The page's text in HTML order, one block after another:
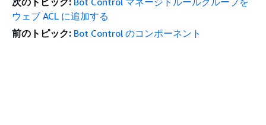
ウェブ ACL に追加する
前のトピック: Bot Control のコンポーネント